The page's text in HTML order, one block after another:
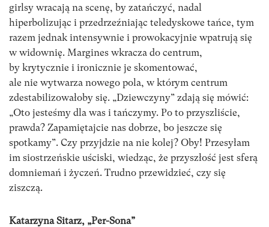
girlsy wracają na scenę, by zatańczyć, nadal
hiperbolizując i przedrzeźniając teledyskowe tańce, tym
razem jednak intensywnie i prowokacyjnie wpatrują się
w widownię. Margines wkracza do centrum,
by krytycznie i ironicznie je skomentować,
ale nie wytwarza nowego pola, w którym centrum
zdestabilizowałoby się. „Dziewczyny” zdają się mówić:
„Oto jesteśmy dla was i tańczymy. Po to przyszliście,
prawda? Zapamiętajcie nas dobrze, bo jeszcze się
spotkamy”. Czy przyjdzie na nie kolej? Oby! Przesyłam
im siostrzeńskie uściski, wiedząc, że przyszłość jest sferą
domniemań i życzeń. Trudno przewidzieć, czy się
ziszczą.
Katarzyna Sitarz, „Per-Sona”